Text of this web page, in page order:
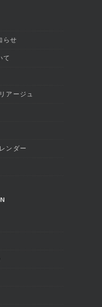
らせ
て
アージュ
ンダー